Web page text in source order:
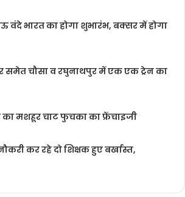
भारत का होगा शुभारंभ, बक्सर में होगा
समेत चौसा व रघुनाथपुर में एक एक ट्रेन का
मशहूर चाट फुचका का फ्रेंचाइजी
कर रहे दो शिक्षक हुए बर्खास्त,